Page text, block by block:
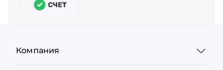
Компания